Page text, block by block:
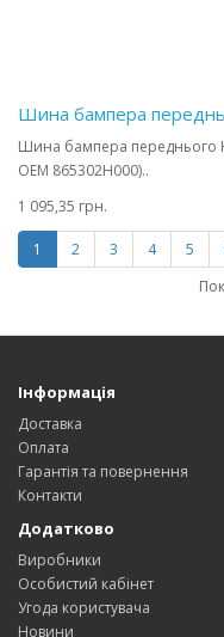
Шина бампера
Шина бампера переднього
OEM 865302H000)..
1 095,35 грн.
1 2 3 4 5
Інформація
Доставка
Оплата
Гарантія та повернення
Контакти
Додатково
Виробники
Особистий кабінет
Угода користувача
Новини